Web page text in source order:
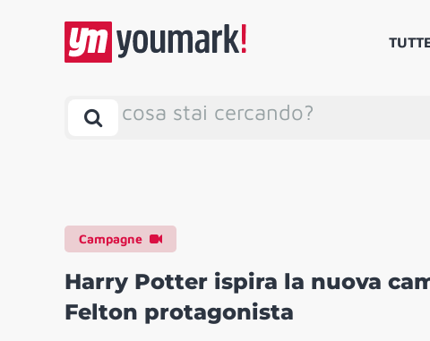
cosa stai cercando?
Campagne
Harry Potter ispira la nuova
Felton protagonista